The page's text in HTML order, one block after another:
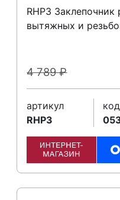
RHP3
вытяжных и
4 789₽
артикул
RHP3
код